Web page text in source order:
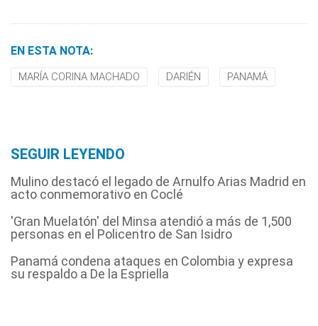
EN ESTA NOTA:
MARÍA CORINA MACHADO DARIÉN PANAMÁ
SEGUIR LEYENDO
Mulino destacó el legado de Arnulfo Arias Madrid en
acto conmemorativo en Coclé
'Gran Muelatón' del Minsa atendió a más de 1,500
personas en el Policentro de San Isidro
Panamá condena ataques en Colombia y expresa
su respaldo a De la Espriella